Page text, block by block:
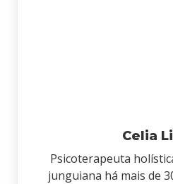
Celia
Psicoterapeuta
junguiana há mais de